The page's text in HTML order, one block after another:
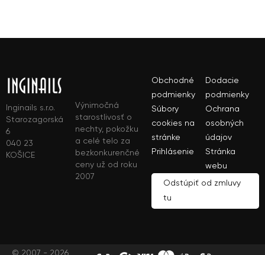
Inginails s.r.o.
Starozagorská
6
040 23
KOŠICE
Výnimočná
starostlivosť o
nechty, pokožku
a celé telo za
bezkonkurenčné
ceny už od roku
2007
Obchodné
podmienky
Dodacie
podmienky
Súbory
cookies na
stránke
Ochrana
osobných
údajov
Prihlásenie
Stránka
webu
Odstúpiť od zmluvy
tu
© 2007 - 2026